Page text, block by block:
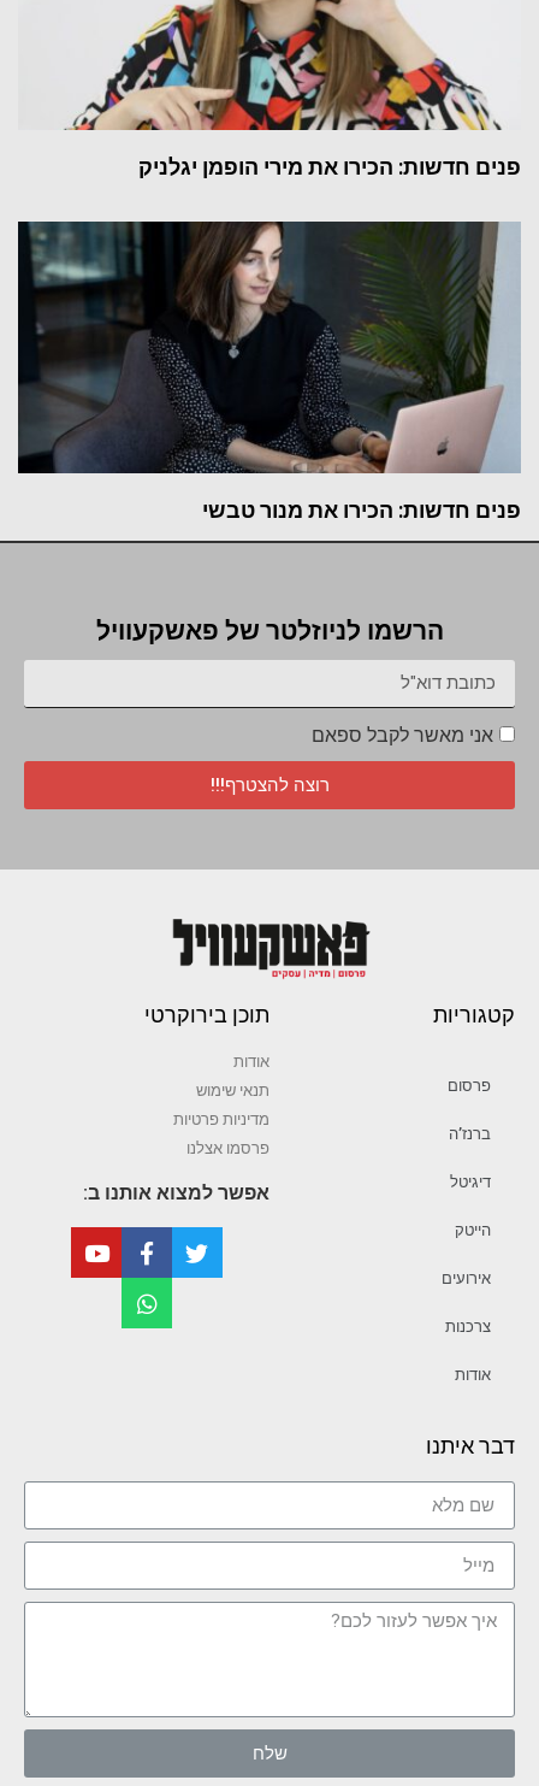
פנים חדשות: הכירו את מירי הופמן יגלניק
פנים חדשות: הכירו את מנור טבשי
הרשמו לניוזלטר של פאשקעוויל
אני מאשר לקבל ספאם
רוצה להצטרף!!!
קטגוריות
פרסום
ברנז’ה
דיגיטל
הייטק
אירועים
צרכנות
אודות
תוכן בירוקרטי
אודות
תנאי שימוש
מדיניות פרטיות
פרסמו אצלנו
אפשר למצוא אותנו ב:
דבר איתנו
שלח